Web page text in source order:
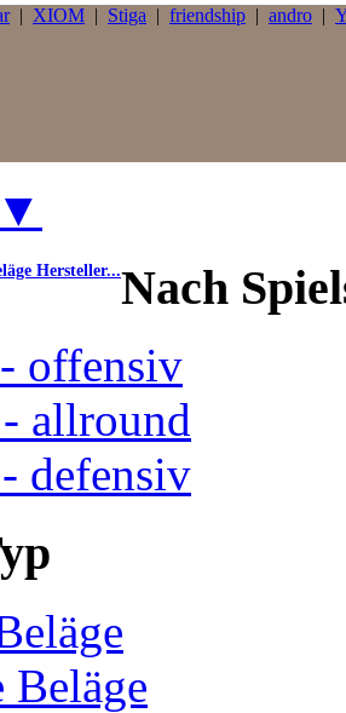
| XIOM | Stiga | friendship | andro |
Hersteller...Nach
offensiv
allround
defensiv
Beläge